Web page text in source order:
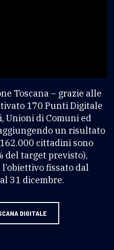
Toscana – grazie alle
170 Punti Digitale
Unioni di Comuni ed
un risultato
cittadini sono
del target previsto),
fissato dal
31 dicembre.
DIGITALE